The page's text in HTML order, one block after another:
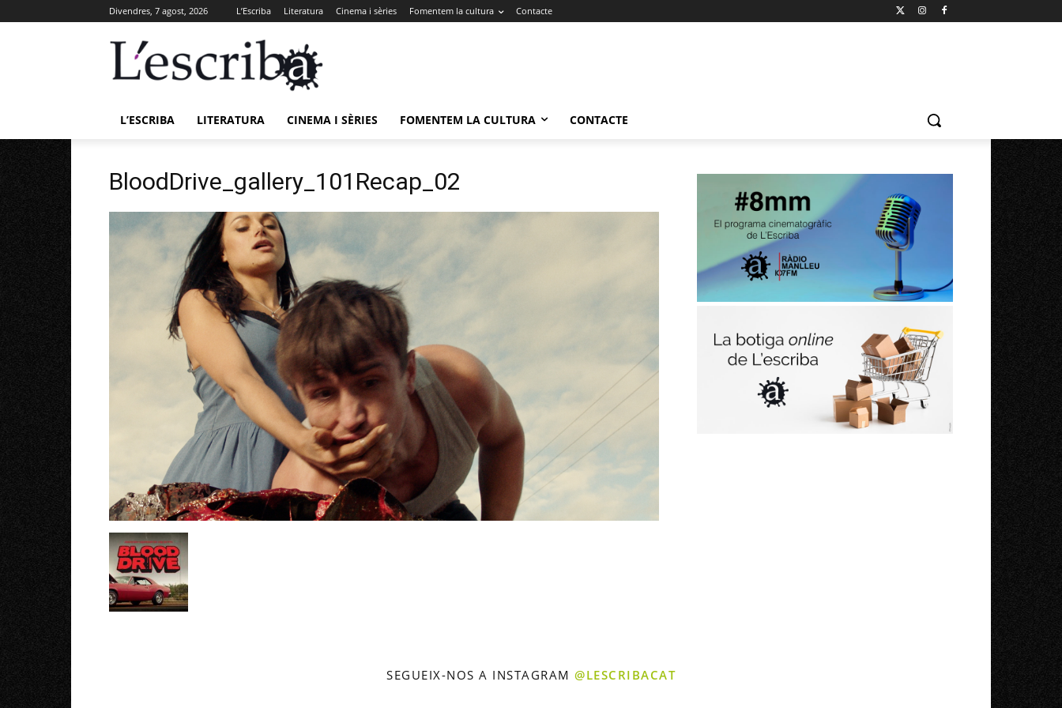
Divendres, 7 agost, 2026 L’Escriba Literatura Cinema i sèries Fomentem la cultura Contacte
L’ESCRIBA LITERATURA CINEMA I SÈRIES FOMENTEM LA CULTURA CONTACTE
BloodDrive_gallery_101Recap_02
SEGUEIX-NOS A INSTAGRAM @LESCRIBACAT